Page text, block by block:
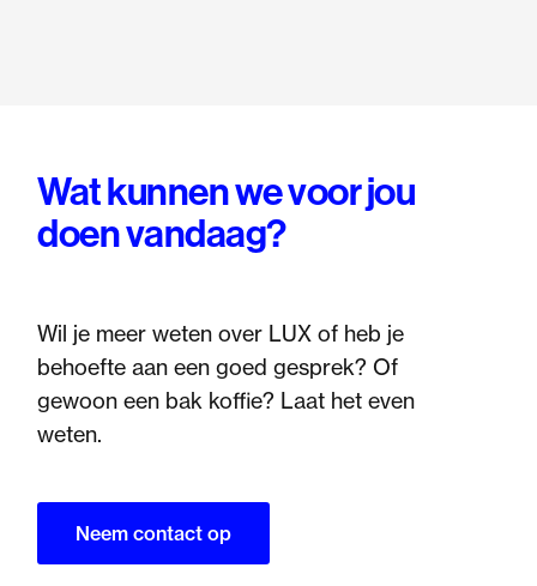
Wat kunnen we voor jou
doen vandaag?
Wil je meer weten over LUX of heb je
behoefte aan een goed gesprek? Of
gewoon een bak koffie? Laat het even
weten.
Neem contact op